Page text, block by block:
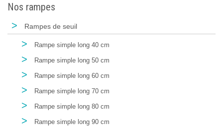
Nos rampes
> Rampes de seuil
> Rampe simple long 40 cm
> Rampe simple long 50 cm
> Rampe simple long 60 cm
> Rampe simple long 70 cm
> Rampe simple long 80 cm
> Rampe simple long 90 cm